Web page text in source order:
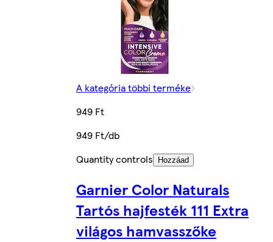
A kategória többi terméke
949 Ft
949 Ft/db
Quantity controls
Hozzáad
Garnier Color Naturals
Tartós hajfesték 111 Extra
világos hamvasszőke